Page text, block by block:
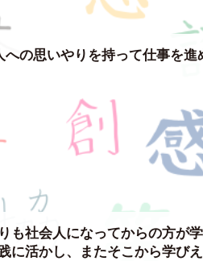
の思いやりを持って仕事を進
も社会人になってからの方が
に活かし、またそこから学び